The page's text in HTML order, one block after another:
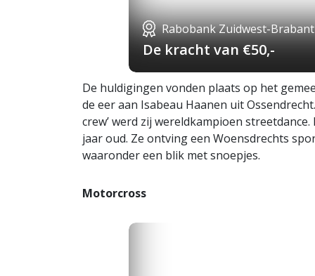
Rabobank Zuidwest-Brabant
De kracht van €50,-
De huldigingen vonden plaats op het
de eer aan Isabeau Haanen uit
crew’ werd zij wereldkampioen
jaar oud. Ze ontving een Woensdrechts
waaronder een blik met snoepjes.
Motorcross